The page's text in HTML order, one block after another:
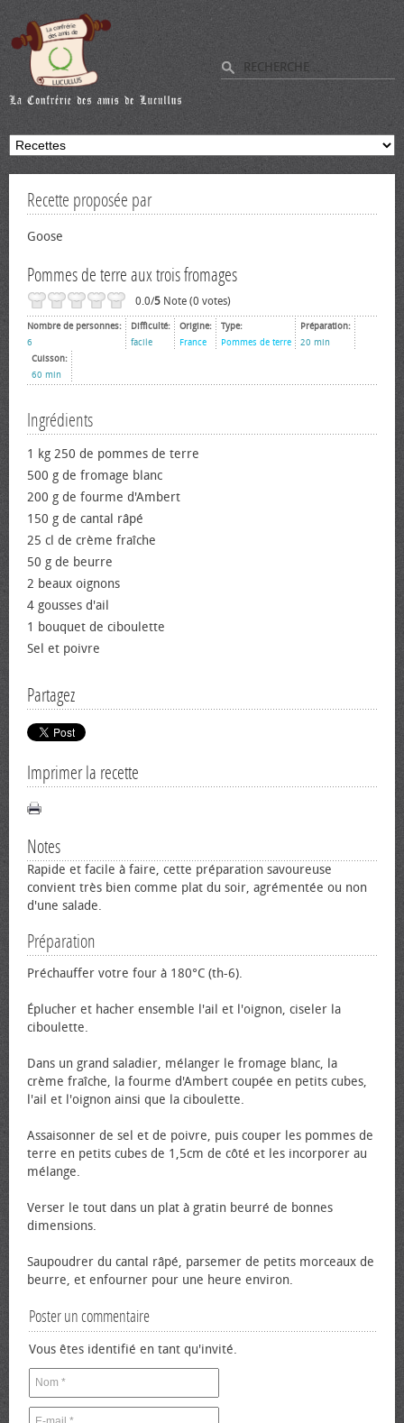
Recette proposée par
Goose
Pommes de terre aux trois fromages
0.0/5 Note (0 votes)
Nombre de personnes:
6
Difficulté:
facile
Origine:
France
Type:
Pommes de terre
Préparation:
20 min
Cuisson:
60 min
Ingrédients
1 kg 250 de pommes de terre
500 g de fromage blanc
200 g de fourme d'Ambert
150 g de cantal râpé
25 cl de crème fraîche
50 g de beurre
2 beaux oignons
4 gousses d'ail
1 bouquet de ciboulette
Sel et poivre
Partagez
Imprimer la recette
Notes
Rapide et facile à faire, cette préparation savoureuse
convient très bien comme plat du soir, agrémentée ou non
d'une salade.
Préparation
Préchauffer votre four à 180°C (th-6).
Éplucher et hacher ensemble l'ail et l'oignon, ciseler la
ciboulette.
Dans un grand saladier, mélanger le fromage blanc, la
crème fraîche, la fourme d'Ambert coupée en petits cubes,
l'ail et l'oignon ainsi que la ciboulette.
Assaisonner de sel et de poivre, puis couper les pommes de
terre en petits cubes de 1,5cm de côté et les incorporer au
mélange.
Verser le tout dans un plat à gratin beurré de bonnes
dimensions.
Saupoudrer du cantal râpé, parsemer de petits morceaux de
beurre, et enfourner pour une heure environ.
Poster un commentaire
Vous êtes identifié en tant qu'invité.